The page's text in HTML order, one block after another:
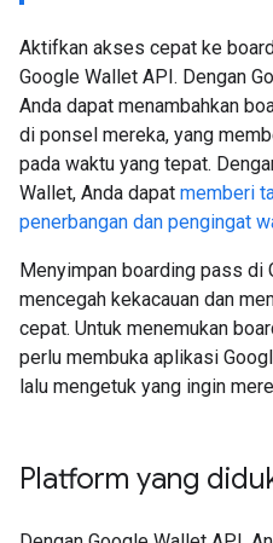
Aktifkan akses cepat ke
Google Wallet API. Dengan
Anda dapat menambahkan
di ponsel mereka, yang
pada waktu yang tepat.
Wallet, Anda dapat memberi
penerbangan dan pengingat
Menyimpan boarding pass di
mencegah kekacauan dan
cepat. Untuk menemukan
perlu membuka aplikasi
lalu mengetuk yang ingin
Platform yang